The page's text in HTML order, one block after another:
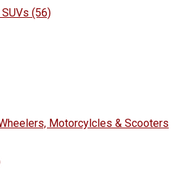
(56)
Motorcylcles & Scooters